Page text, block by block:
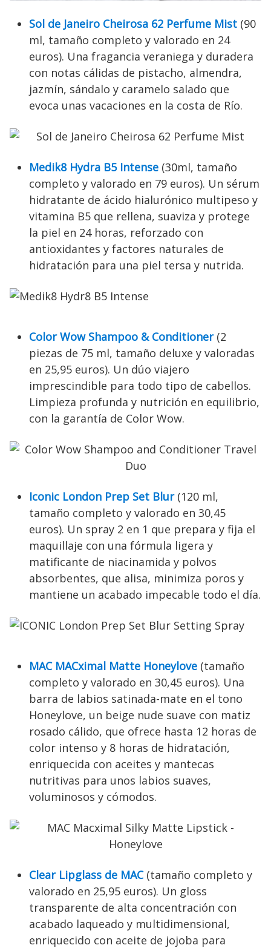
Sol de Janeiro Cheirosa 62 Perfume Mist (90
ml, tamaño completo y valorado en 24
euros). Una fragancia veraniega y duradera
con notas cálidas de pistacho, almendra,
jazmín, sándalo y caramelo salado que
evoca unas vacaciones en la costa de Río.
Medik8 Hydra B5 Intense (30ml, tamaño
completo y valorado en 79 euros). Un sérum
hidratante de ácido hialurónico multipeso y
vitamina B5 que rellena, suaviza y protege
la piel en 24 horas, reforzado con
antioxidantes y factores naturales de
hidratación para una piel tersa y nutrida.
Color Wow Shampoo & Conditioner(2
piezas de 75 ml, tamaño deluxe y valoradas
en 25,95 euros). Un dúo viajero
imprescindible para todo tipo de cabellos.
Limpieza profunda y nutrición en equilibrio,
con la garantía de Color Wow.
Iconic London Prep Set Blur(120 ml,
tamaño completo y valorado en 30,45
euros). Un spray 2 en 1 que prepara y fija el
maquillaje con una fórmula ligera y
matificante de niacinamida y polvos
absorbentes, que alisa, minimiza poros y
mantiene un acabado impecable todo el día.
MAC MACximal Matte Honeylove (tamaño
completo y valorado en 30,45 euros). Una
barra de labios satinada-mate en el tono
Honeylove, un beige nude suave con matiz
rosado cálido, que ofrece hasta 12 horas de
color intenso y 8 horas de hidratación,
enriquecida con aceites y mantecas
nutritivas para unos labios suaves,
voluminosos y cómodos.
Clear Lipglass de MAC(tamaño completo y
valorado en 25,95 euros). Un gloss
transparente de alta concentración con
acabado laqueado y multidimensional,
enriquecido con aceite de jojoba para